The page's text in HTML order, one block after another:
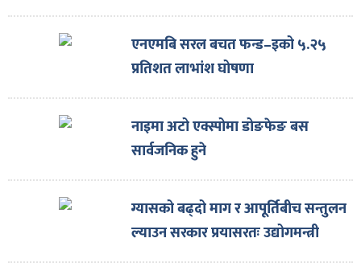
एनएमबि सरल बचत फन्ड–इको ५.२५
प्रतिशत लाभांश घोषणा
नाइमा अटो एक्स्पोमा डोङफेङ बस
सार्वजनिक हुने
ग्यासको बढ्दो माग र आपूर्तिबीच सन्तुलन
ल्याउन सरकार प्रयासरतः उद्योगमन्त्री